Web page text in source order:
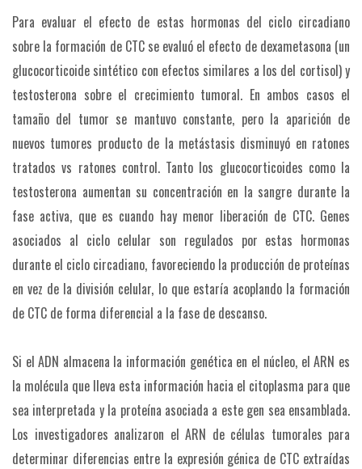
Para evaluar el efecto de estas hormonas del ciclo circadiano
sobre la formación de CTC se evaluó el efecto de dexametasona (un
glucocorticoide sintético con efectos similares a los del cortisol) y
testosterona sobre el crecimiento tumoral. En ambos casos el
tamaño del tumor se mantuvo constante, pero la aparición de
nuevos tumores producto de la metástasis disminuyó en ratones
tratados vs ratones control. Tanto los glucocorticoides como la
testosterona aumentan su concentración en la sangre durante la
fase activa, que es cuando hay menor liberación de CTC. Genes
asociados al ciclo celular son regulados por estas hormonas
durante el ciclo circadiano, favoreciendo la producción de proteínas
en vez de la división celular, lo que estaría acoplando la formación
de CTC de forma diferencial a la fase de descanso.
Si el ADN almacena la información genética en el núcleo, el ARN es
la molécula que lleva esta información hacia el citoplasma para que
sea interpretada y la proteína asociada a este gen sea ensamblada.
Los investigadores analizaron el ARN de células tumorales para
determinar diferencias entre la expresión génica de CTC extraídas